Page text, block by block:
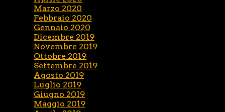
Marzo 2020
Febbraio 2020
Gennaio 2020
Dicembre 2019
Novembre 2019
Ottobre 2019
Settembre 2019
Agosto 2019
Luglio 2019
Giugno 2019
Maggio 2019